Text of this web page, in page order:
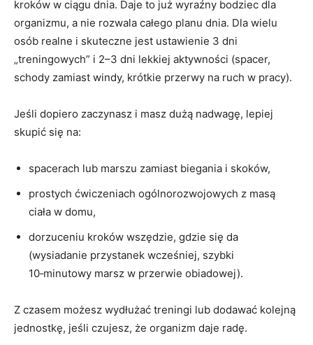
kroków w ciągu dnia. Daje to już wyraźny bodziec dla
organizmu, a nie rozwala całego planu dnia. Dla wielu
osób realne i skuteczne jest ustawienie 3 dni
„treningowych” i 2–3 dni lekkiej aktywności (spacer,
schody zamiast windy, krótkie przerwy na ruch w pracy).
Jeśli dopiero zaczynasz i masz dużą nadwagę, lepiej
skupić się na:
spacerach lub marszu zamiast biegania i skoków,
prostych ćwiczeniach ogólnorozwojowych z masą
ciała w domu,
dorzuceniu kroków wszędzie, gdzie się da
(wysiadanie przystanek wcześniej, szybki
10‑minutowy marsz w przerwie obiadowej).
Z czasem możesz wydłużać treningi lub dodawać kolejną
jednostkę, jeśli czujesz, że organizm daje radę.